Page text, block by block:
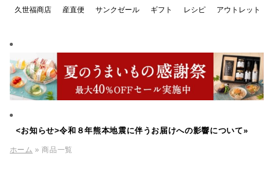
久世福商店 産直便 サンクゼール ギフト レシピ アウトレット
<お知らせ>令和８年熊本地震に伴うお届けへの影響について»
ホーム » 商品一覧